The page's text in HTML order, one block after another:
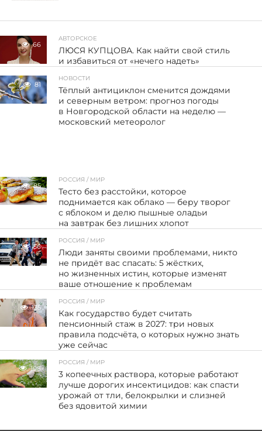
66
АВТОРСКОЕ
ЛЮСЯ КУПЦОВА. Как найти свой стиль
и избавиться от «нечего надеть»
81
НОВОСТИ
Тёплый антициклон сменится дождями
и северным ветром: прогноз погоды
в Новгородской области на неделю —
московский метеоролог
85
РОССИЯ / МИР
Тесто без расстойки, которое
поднимается как облако — беру творог
с яблоком и делю пышные оладьи
на завтрак без лишних хлопот
56
РОССИЯ / МИР
Люди заняты своими проблемами, никто
не придёт вас спасать: 5 жёстких,
но жизненных истин, которые изменят
ваше отношение к проблемам
135
РОССИЯ / МИР
Как государство будет считать
пенсионный стаж в 2027: три новых
правила подсчёта, о которых нужно знать
уже сейчас
108
РОССИЯ / МИР
3 копеечных раствора, которые работают
лучше дорогих инсектицидов: как спасти
урожай от тли, белокрылки и слизней
без ядовитой химии